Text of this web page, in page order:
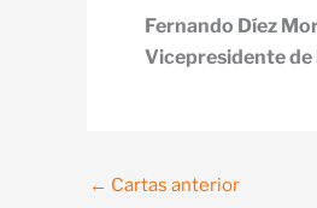
Fernando Díez
Vicepresidente de
← Cartas anterior